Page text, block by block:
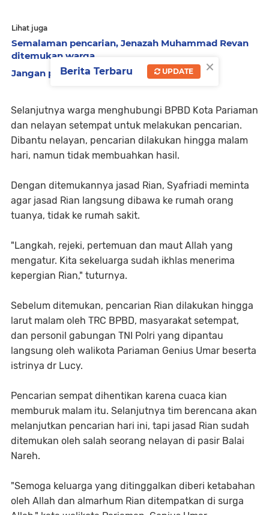
Lihat juga
Semalaman pencarian, Jenazah Muhammad Revan
ditemukan warga
Jangan politisasi kasus almarhumah Nia!
Selanjutnya warga menghubungi BPBD Kota Pariaman
dan nelayan setempat untuk melakukan pencarian.
Dibantu nelayan, pencarian dilakukan hingga malam
hari, namun tidak membuahkan hasil.
Dengan ditemukannya jasad Rian, Syafriadi meminta
agar jasad Rian langsung dibawa ke rumah orang
tuanya, tidak ke rumah sakit.
"Langkah, rejeki, pertemuan dan maut Allah yang
mengatur. Kita sekeluarga sudah ikhlas menerima
kepergian Rian," tuturnya.
Sebelum ditemukan, pencarian Rian dilakukan hingga
larut malam oleh TRC BPBD, masyarakat setempat,
dan personil gabungan TNI Polri yang dipantau
langsung oleh walikota Pariaman Genius Umar beserta
istrinya dr Lucy.
Pencarian sempat dihentikan karena cuaca kian
memburuk malam itu. Selanjutnya tim berencana akan
melanjutkan pencarian hari ini, tapi jasad Rian sudah
ditemukan oleh salah seorang nelayan di pasir Balai
Nareh.
"Semoga keluarga yang ditinggalkan diberi ketabahan
oleh Allah dan almarhum Rian ditempatkan di surga
×
Berita Terbaru UPDATE